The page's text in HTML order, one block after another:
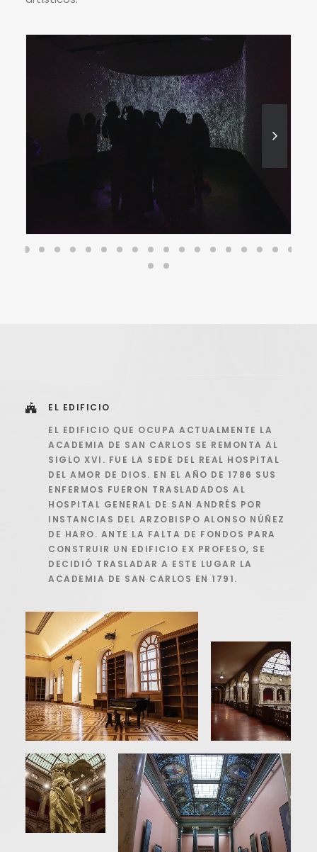
EL EDIFICIO
EL EDIFICIO QUE OCUPA ACTUALMENTE LA
ACADEMIA DE SAN CARLOS SE REMONTA AL
SIGLO XVI. FUE LA SEDE DEL REAL HOSPITAL
DEL AMOR DE DIOS. EN EL AÑO DE 1786 SUS
ENFERMOS FUERON TRASLADADOS AL
HOSPITAL GENERAL DE SAN ANDRÉS POR
INSTANCIAS DEL ARZOBISPO ALONSO NÚÑEZ
DE HARO. ANTE LA FALTA DE FONDOS PARA
CONSTRUIR UN EDIFICIO EX PROFESO, SE
DECIDIÓ TRASLADAR A ESTE LUGAR LA
ACADEMIA DE SAN CARLOS EN 1791.